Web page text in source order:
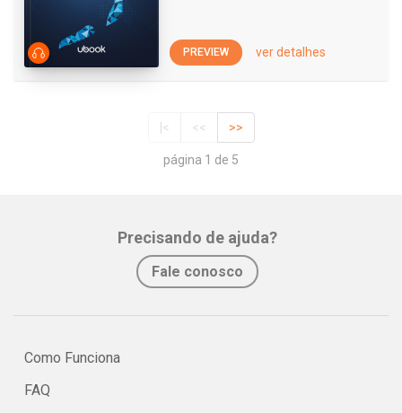
PREVIEW ver detalhes
|< << >>
página 1 de 5
Precisando de ajuda?
Fale conosco
Como Funciona
FAQ